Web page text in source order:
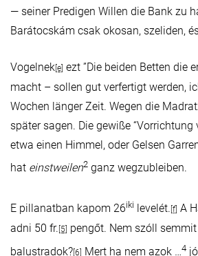
— seiner Predigen Willen die Bank zu
Barátocskám csak okosan, szeliden,
Vogelnek [e] ezt ”Die beiden Betten die
macht – sollen gut verfertigt werden,
Wochen länger Zeit. Wegen die
später sagen. Die gewiße
etwa einen Himmel, oder Gelsen
hat einstweilen2 ganz wegzubleiben.
E pillanatban kapom 26iki levelét. [f] A
adni 50 fr. [5]
pengőt. Nem szóll semmit
balustradok? [6] Mert ha nem azok …4